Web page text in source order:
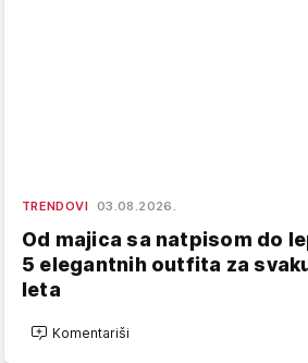
TRENDOVI 03.08.2026.
Od majica sa natpisom do
5 elegantnih outfita za
leta
Komentariši